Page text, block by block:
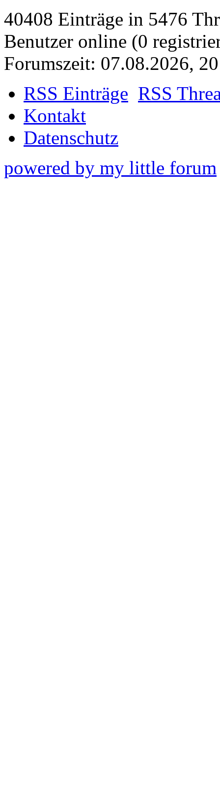
40408 Einträge in 5476
Benutzer online (0
Forumszeit: 07.08.2026,
RSS Einträge RSS
Kontakt
Datenschutz
powered by my little forum